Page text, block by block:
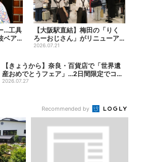
…工具
ベア
...
【大阪駅直結】梅田の「りく
ろーおじさん」がリニューア
ル！チーズケーキ以外も充
2026.07.21
【きょうから】奈良・百貨店で「世界遺
産おめでとうフェア」…2日間限定でコー
ヒー無...
2026.07.27
Recommended by